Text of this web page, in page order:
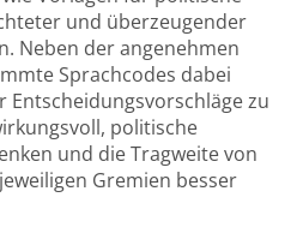
und überzeugender
Neben der angenehmen
Sprachcodes dabei
Entscheidungsvorschläge zu
politische
und die Tragweite von
Gremien besser